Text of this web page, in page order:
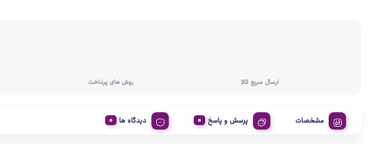
ارسال سریع کالا روش های پرداخت
مشخصات پرسش و پاسخ دیدگاه ها